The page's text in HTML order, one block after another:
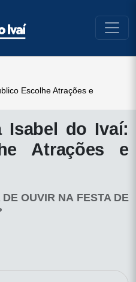
Escolhe Atrações e
Isabel do Ivaí:
Atrações e
OUVIR NA FESTA DE